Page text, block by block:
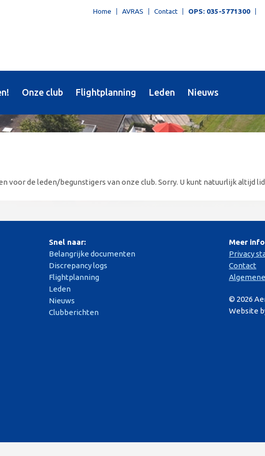
Home AVRAS Contact OPS: 035-5771300
Onze club Flightplanning Leden Nieuws
voor de leden/begunstigers van onze club. Sorry. U kunt natuurlijk altijd
Snel naar:
Belangrijke documenten
Discrepancy logs
Flightplanning
Leden
Nieuws
Clubberichten
Meer
Privacy
Contact
© 2026
Website